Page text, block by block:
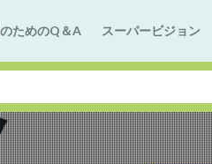
ためのQ＆A スーパービジョン